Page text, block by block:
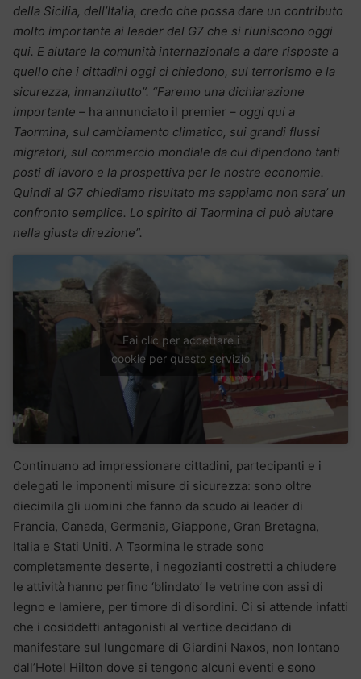
della Sicilia, dell’Italia, credo che possa dare un contributo
molto importante ai leader del G7 che si riuniscono oggi
qui. E aiutare la comunità internazionale a dare risposte a
quello che i cittadini oggi ci chiedono, sul terrorismo e la
sicurezza, innanzitutto”. “Faremo una dichiarazione
importante – ha annunciato il premier – oggi qui a
Taormina, sul cambiamento climatico, sui grandi flussi
migratori, sul commercio mondiale da cui dipendono tanti
posti di lavoro e la prospettiva per le nostre economie.
Quindi al G7 chiediamo risultato ma sappiamo non sara’ un
confronto semplice. Lo spirito di Taormina ci può aiutare
nella giusta direzione”.
Fai clic per accettare i
cookie per questo servizio
Continuano ad impressionare cittadini, partecipanti e i
delegati le imponenti misure di sicurezza: sono oltre
diecimila gli uomini che fanno da scudo ai leader di
Francia, Canada, Germania, Giappone, Gran Bretagna,
Italia e Stati Uniti. A Taormina le strade sono
completamente deserte, i negozianti costretti a chiudere
le attività hanno perfino ‘blindato’ le vetrine con assi di
legno e lamiere, per timore di disordini. Ci si attende infatti
che i cosiddetti antagonisti al vertice decidano di
manifestare sul lungomare di Giardini Naxos, non lontano
dall’Hotel Hilton dove si tengono alcuni eventi e sono